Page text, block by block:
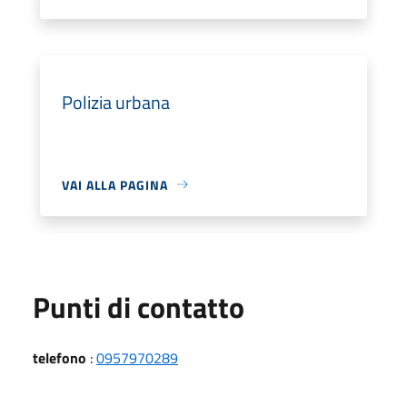
Polizia urbana
VAI ALLA PAGINA
Punti di contatto
telefono :0957970289